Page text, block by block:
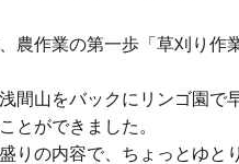
農作業の第一歩「草刈り作
間山をバックにリンゴ園で
とができました。
りの内容で、ちょっとゆと